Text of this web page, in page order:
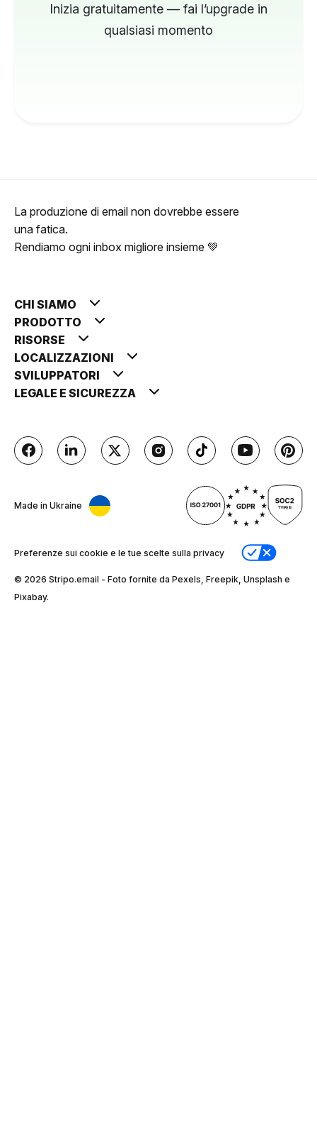
Inizia gratuitamente — fai l’upgrade in
qualsiasi momento
La produzione di email non dovrebbe essere
una fatica.
Rendiamo ogni inbox migliore insieme 💚
CHI SIAMO
PRODOTTO
RISORSE
LOCALIZZAZIONI
SVILUPPATORI
LEGALE E SICUREZZA
Made in Ukraine
Preferenze sui cookie e le tue scelte sulla privacy
© 2026 Stripо.email - Foto fornite da Pexels, Freepik, Unsplash e
Pixabay.